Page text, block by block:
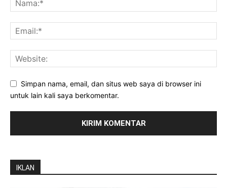
Simpan nama, email, dan situs web saya di browser ini
untuk lain kali saya berkomentar.
IKLAN